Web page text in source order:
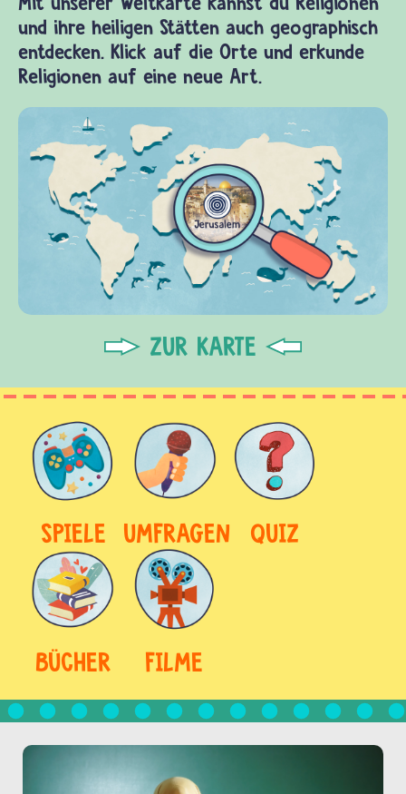
und ihre heiligen Stätten auch geographisch
entdecken. Klick auf die Orte und erkunde
Religionen auf eine neue Art.
ZUR KARTE
SPIELE UMFRAGEN QUIZ
BÜCHER FILME